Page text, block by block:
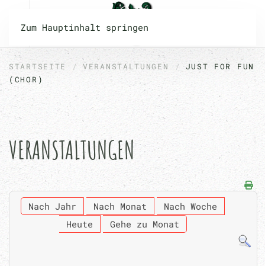
Zum Hauptinhalt springen
STARTSEITE VERANSTALTUNGEN
JUST FOR FUN
(CHOR)
VERANSTALTUNGEN
Nach Jahr Nach Monat
Nach Woche
Heute
Gehe zu Monat